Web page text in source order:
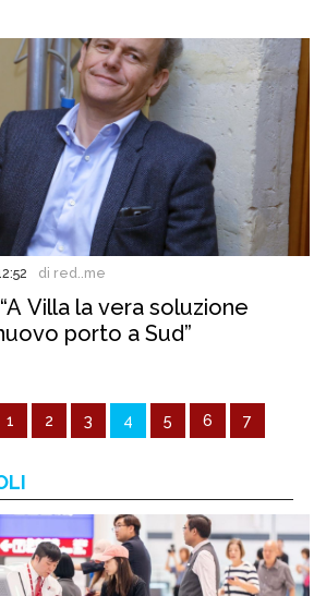
di red..me
Villa la vera soluzione
porto a Sud”
1 2 3 4 5 6
7